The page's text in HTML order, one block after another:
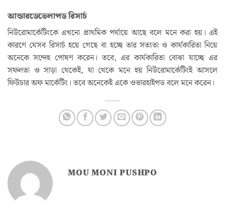
আন্ডারডেভেলাপড রিসার্চ
নিউরোমার্কেটিংকে এখনো প্রাথমিক পর্যায়ে আছে বলে মনে করা হয়। এই
কারণে যেসব রিসার্চ হয়ে গেছে বা হচ্ছে তার সত্যতা ও কার্যকারিতা নিয়ে
অনেকে সন্দেহ পোষণ করেন। তবে, এর কার্যকারিতা বোঝা যাচ্ছে এর
সফলতা ও সাড়া থেকেই, যা থেকে মনে হয় নিউরোমার্কেটিংই আসলে
ফিউচার অফ মার্কেটিং। তবে অনেকেই একে ওভারহাইপড বলে মনে করেন।
MOU MONI PUSHPO